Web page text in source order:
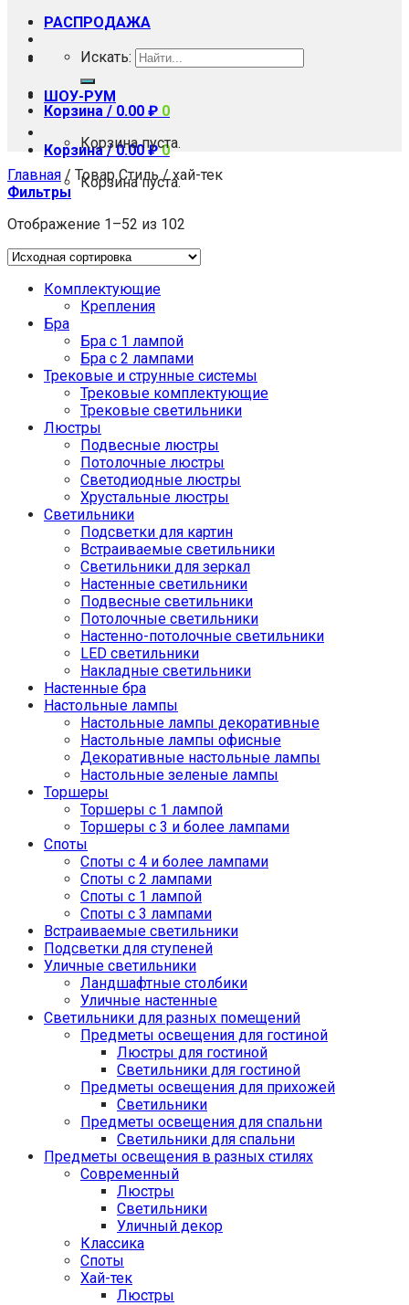
РАСПРОДАЖА
ШОУ-РУМ
Корзина /0.00₽ 0
Корзина пуста.
Искать:
Корзина / 0.00 ₽ 0
Корзина пуста.
Главная / Товар Стиль/хай-тек
Фильтры
Отображение 1–52 из 102
Комплектующие
Крепления
Бра
Бра с 1 лампой
Бра с 2 лампами
Трековые и струнные системы
Трековые комплектующие
Трековые светильники
Люстры
Подвесные люстры
Потолочные люстры
Светодиодные люстры
Хрустальные люстры
Светильники
Подсветки для картин
Встраиваемые светильники
Светильники для зеркал
Настенные светильники
Подвесные светильники
Потолочные светильники
Настенно-потолочные светильники
LED светильники
Накладные светильники
Настенные бра
Настольные лампы
Настольные лампы декоративные
Настольные лампы офисные
Декоративные настольные лампы
Настольные зеленые лампы
Торшеры
Торшеры с 1 лампой
Торшеры с 3 и более лампами
Споты
Споты с 4 и более лампами
Споты с 2 лампами
Споты с 1 лампой
Споты с 3 лампами
Встраиваемые светильники
Подсветки для ступеней
Уличные светильники
Ландшафтные столбики
Уличные настенные
Светильники для разных помещений
Предметы освещения для гостиной
Люстры для гостиной
Светильники для гостиной
Предметы освещения для прихожей
Светильники
Предметы освещения для спальни
Светильники для спальни
Предметы освещения в разных стилях
Cовременный
Люстры
Светильники
Уличный декор
Классика
Споты
Хай-тек
Люстры